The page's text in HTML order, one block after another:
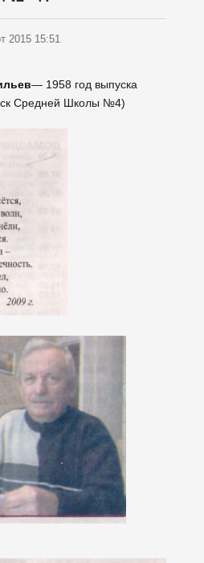
2015 15:51
— 1958 год выпуска
Средней Школы №4)